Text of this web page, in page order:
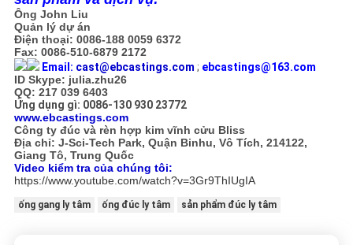
Ông John Liu
Quản lý dự án
Điện thoại: 0086-188 0059 6372
Fax: 0086-510-6879 2172
Email: cast@ebcastings.com ; ebcastings@163.com
ID Skype: julia.zhu26
QQ: 217 039 6403
Ứng dụng gì: 0086-130 930 23772
www.ebcastings.com
Công ty đúc và rèn hợp kim vĩnh cửu Bliss
Địa chỉ: J-Sci-Tech Park, Quận Binhu, Vô Tích, 214122,
Giang Tô, Trung Quốc
Video kiểm tra của chúng tôi:
https://www.youtube.com/watch?v=3Gr9ThIUgIA
ống gang ly tâm ống đúc ly tâm sản phẩm đúc ly tâm